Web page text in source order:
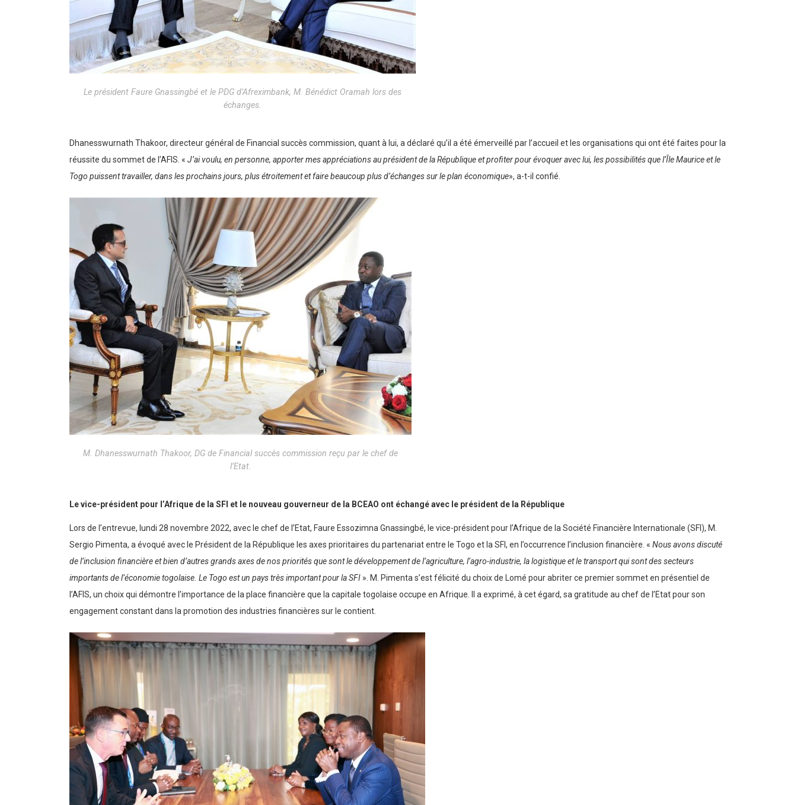
Le président Faure Gnassingbé et le PDG d’Afreximbank, M. Bénédict Oramah lors des
échanges.
Dhanesswurnath Thakoor, directeur général de Financial succès commission, quant à lui, a déclaré qu’il a été émerveillé par l’accueil et les organisations qui ont été faites pour la
réussite du sommet de l’AFIS. « J’ai voulu, en personne, apporter mes appréciations au président de la République et profiter pour évoquer avec lui, les possibilités que l’Île Maurice et le
Togo puissent travailler, dans les prochains jours, plus étroitement et faire beaucoup plus d’échanges sur le plan économique», a-t-il confié.
M. Dhanesswurnath Thakoor, DG de Financial succès commission reçu par le chef de
l’Etat.
Le vice-président pour l’Afrique de la SFI et le nouveau gouverneur de la BCEAO ont échangé avec le président de la République
Lors de l’entrevue, lundi 28 novembre 2022, avec le chef de l’Etat, Faure Essozimna Gnassingbé, le vice-président pour l’Afrique de la Société Financière Internationale (SFI), M.
Sergio Pimenta, a évoqué avec le Président de la République les axes prioritaires du partenariat entre le Togo et la SFI, en l’occurrence l’inclusion financière. « Nous avons discuté
de l’inclusion financière et bien d’autres grands axes de nos priorités que sont le développement de l’agriculture, l’agro-industrie, la logistique et le transport qui sont des secteurs
importants de l’économie togolaise. Le Togo est un pays très important pour la SFI ». M. Pimenta s’est félicité du choix de Lomé pour abriter ce premier sommet en présentiel de
l’AFIS, un choix qui démontre l’importance de la place financière que la capitale togolaise occupe en Afrique. Il a exprimé, à cet égard, sa gratitude au chef de l’Etat pour son
engagement constant dans la promotion des industries financières sur le contient.